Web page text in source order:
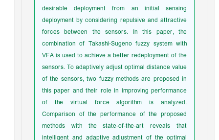
desirable deployment from an initial sensing
deployment by considering repulsive and attractive
forces between the sensors. In this paper, the
combination of Takashi-Sugeno fuzzy system with
VFA is used to achieve a better redeployment of the
sensors. To adaptively adjust optimal distance value
of the sensors, two fuzzy methods are proposed in
this paper and their role in improving performance
of the virtual force algorithm is analyzed.
Comparison of the performance of the proposed
methods with the state-of-the-art reveals that